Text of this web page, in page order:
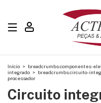
Início > breadcrumbs.componentes-
integrado > breadcrumbs.circuito-
processador
Circuito